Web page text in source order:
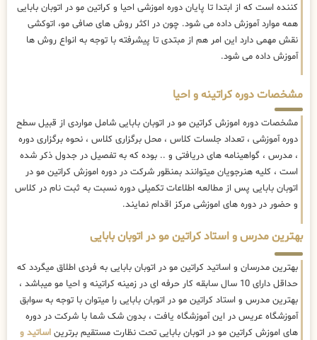
کننده است که از ابتدا تا پایان دوره اموزشی احیا و کراتین مو در اتوبان بابایی
همه موارد آموزش داده می شود. چون در اکثر روش های صافی مو، اتوکشی
نقش مهمی دارد این امر هم از مبتدی تا پیشرفته با توجه به انواع روش ها
آموزش داده می شود.
مشخصات دوره کراتینه و احیا
مشخصات دوره اموزش کراتین مو در اتوبان بابایی شامل مواردی از قبیل سطح
دوره آموزشی ، تعداد جلسات کلاس ، محل برگزاری کلاس ، نحوه برگزاری دوره
، مدرس ، گواهینامه های دریافتی و .. بوده که به تفصیل در جدول ذکر شده
است ، کلیه هنرجویان میتوانند بمنظور شرکت در دوره اموزش کراتین مو در
اتوبان بابایی پس از مطالعه اطلاعات تکمیلی دوره نسبت به ثبت نام در کلاس
و حضور در دوره های اموزشی مرکز اقدام نمایند.
بهترین مدرس و استاد کراتین مو در اتوبان بابایی
بهترین مدرسان و اساتید کراتین مو در اتوبان بابایی به فردی اطلاق میگردد که
حداقل دارای 10 سال سابقه کار حرفه ای در زمینه کراتینه و احیا مو میباشد ،
بهترین مدرس و استاد کراتین مو در اتوبان بابایی را میتوان با توجه به سوابق
آموزشگاه عریس در این آموزشگاه یافت ، بدون شک شما با شرکت در دوره
های اموزش کراتین مو در اتوبان بابایی تحت نظارت مستقیم برترین اساتید و